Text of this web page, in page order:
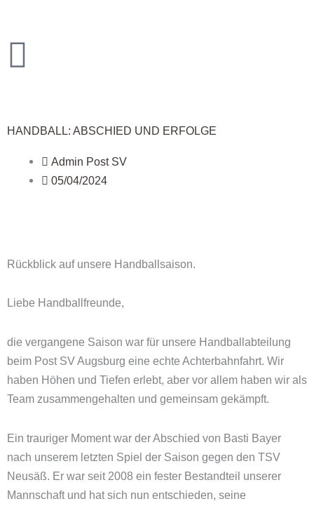
springen
HANDBALL: ABSCHIED UND ERFOLGE
Admin Post SV
05/04/2024
Rückblick auf unsere Handballsaison.
Liebe Handballfreunde,
die vergangene Saison war für unsere Handballabteilung
beim Post SV Augsburg eine echte Achterbahnfahrt. Wir
haben Höhen und Tiefen erlebt, aber vor allem haben wir als
Team zusammengehalten und gemeinsam gekämpft.
Ein trauriger Moment war der Abschied von Basti Bayer
nach unserem letzten Spiel der Saison gegen den TSV
Neusäß. Er war seit 2008 ein fester Bestandteil unserer
Mannschaft und hat sich nun entschieden, seine